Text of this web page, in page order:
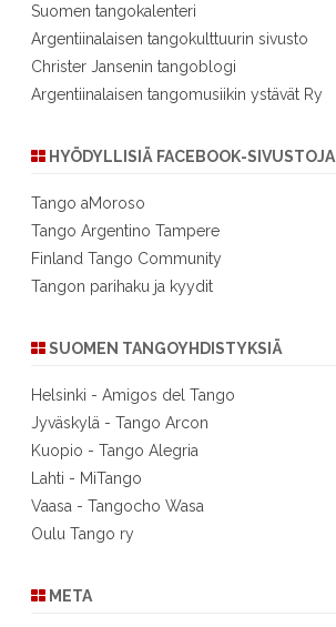
Suomen tangokalenteri
Argentiinalaisen tangokulttuurin sivusto
Christer Jansenin tangoblogi
Argentiinalaisen tangomusiikin ystävät Ry
HYÖDYLLISIÄ FACEBOOK-SIVUSTOJA
Tango aMoroso
Tango Argentino Tampere
Finland Tango Community
Tangon parihaku ja kyydit
SUOMEN TANGOYHDISTYKSIÄ
Helsinki - Amigos del Tango
Jyväskylä - Tango Arcon
Kuopio - Tango Alegria
Lahti - MiTango
Vaasa - Tangocho Wasa
Oulu Tango ry
META